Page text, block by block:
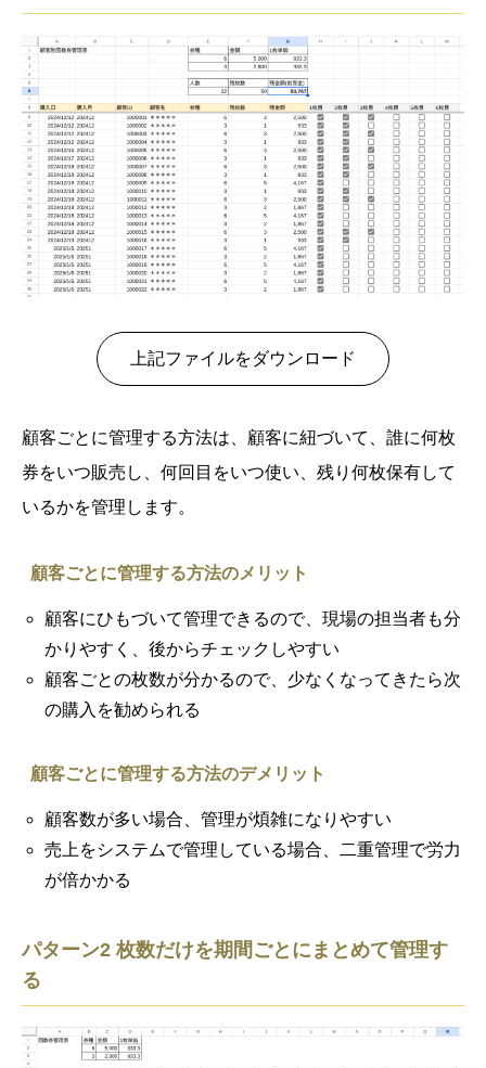
上記ファイルをダウンロード
顧客ごとに管理する方法は、顧客に紐づいて、誰に何枚
券をいつ販売し、何回目をいつ使い、残り何枚保有して
いるかを管理します。
顧客ごとに管理する方法のメリット
顧客にひもづいて管理できるので、現場の担当者も分
かりやすく、後からチェックしやすい
顧客ごとの枚数が分かるので、少なくなってきたら次
の購入を勧められる
顧客ごとに管理する方法のデメリット
顧客数が多い場合、管理が煩雑になりやすい
売上をシステムで管理している場合、二重管理で労力
が倍かかる
パターン2 枚数だけを期間ごとにまとめて管理す
る